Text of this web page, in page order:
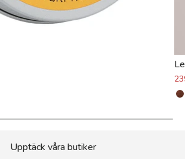
Upptäck våra butiker